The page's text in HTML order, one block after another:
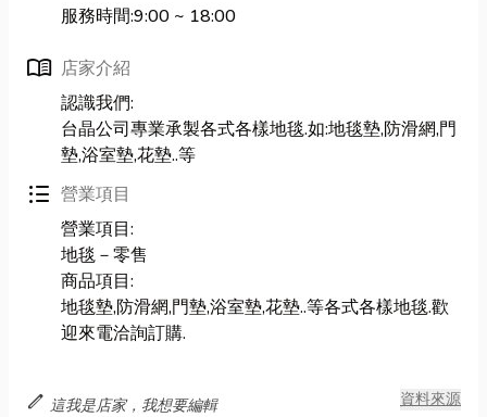
服務時間:9:00 ~ 18:00
menu_book 店家介紹
認識我們:
台晶公司專業承製各式各樣地毯.如:地毯墊,防滑網,門
墊,浴室墊,花墊..等
format_list_bulleted 營業項目
營業項目:
地毯－零售
商品項目:
地毯墊,防滑網,門墊,浴室墊,花墊..等各式各樣地毯.歡
迎來電洽詢訂購.
edit 這我是店家，我想要編輯 資料來源